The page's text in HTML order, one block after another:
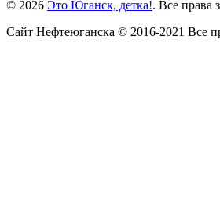
© 2026 Это Юганск, детка!. Все права
Сайт Нефтеюганска © 2016-2021 Все